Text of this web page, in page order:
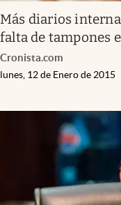
Más diarios
falta de tampones
Cronista.com
lunes, 12 de Enero de 2015